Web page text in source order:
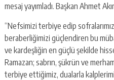
mesaj yayımladı. Başkan Ahmet
“Nefsimizi terbiye edip
beraberliğimizi güçlendiren bu
ve kardeşliğin en güçlü şekilde
Ramazan; sabrın, şükrün ve
terbiye ettiğimiz, dualarla